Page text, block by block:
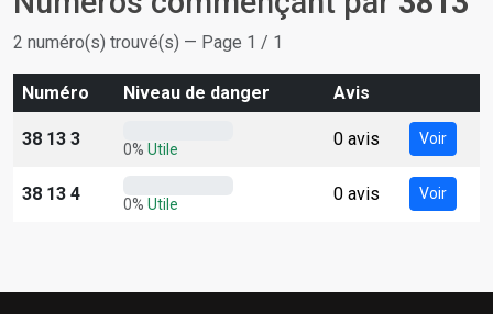
2 numéro(s) trouvé(s) — Page 1 / 1
Numéro Niveau de danger Avis
38 13 3 0% Utile 0 avis Voir
38 13 4 0% Utile 0 avis Voir